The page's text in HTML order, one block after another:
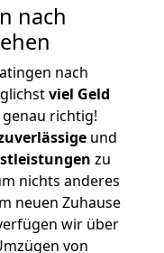
nach
nach
viel Geld
genau richtig!
und
zu
nichts anderes
neuen Zuhause
wir über
von